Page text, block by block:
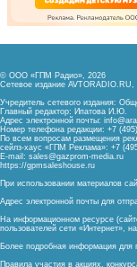
© ООО «ГПМ Радио», 2026
Сетевое издание AVTORADIO.RU,
Учредитель сетевого издания:
Главный редактор: Ипатова И.Ю.
Адрес электронной почты:
Номер телефона редакции: +7
По всем вопросам размещения
сейлз-хаус «ГПМ Реклама»: +7
E-mail: sales@gazprom-media.ru
https://gpmsaleshouse.ru
При использовании материалов
Адрес электронной почты для
На информационном ресурсе
пользователей сети «Интернет»,
Более подробная информация для
Правила участия в акциях,